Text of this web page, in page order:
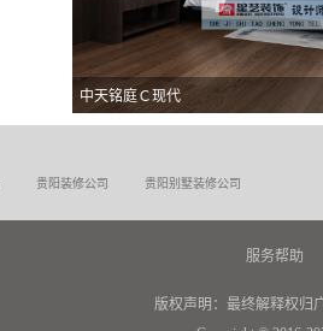
中天铭庭Ｃ现代
贵阳装修公司 贵阳别墅装修公司
服务帮助
版权声明：最终解释权归